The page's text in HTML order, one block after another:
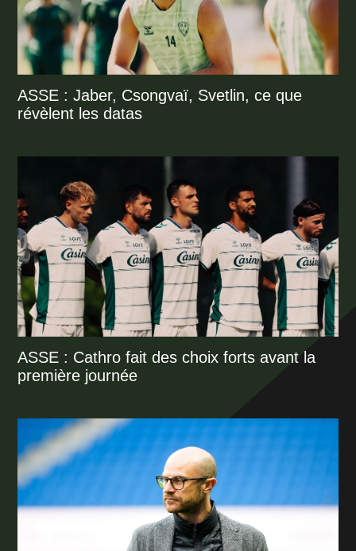
ASSE : Jaber, Csongvaï, Svetlin, ce que
révèlent les datas
ASSE : Cathro fait des choix forts avant la
première journée